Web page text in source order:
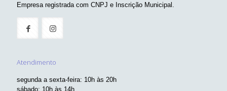
Empresa registrada com CNPJ e Inscrição Municipal.
Atendimento
segunda a sexta-feira: 10h às 20h
sábado: 10h às 14h